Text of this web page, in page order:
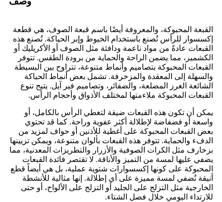
القبعة المحبوكة، والمعروفة أيضًا باسم قبعة الصوف، هي قطعة
إكسسوار للرأس تُصنع باستخدام الخيوط وإبر الحياكة. تُصنع هذه
القبعات عادةً من مواد ناعمة ودافئة مثل الصوف أو الأكريليك أو
الكشمير، مما يضمن الراحة والحماية من برودة الطقس. تتوفر
القبعات المحبوكة بتصاميم وأنماط متنوعة، تتراوح بين البسيطة
والسهلة إلى المعقدة والمزخرفة. تشمل بعض أنماط الحياكة
الشائعة الغرز المضلعة، والضفائر، وتصاميم فير آيل. يتيح تنوع
القبعات المحبوكة ملاءمتها لمختلف الأذواق وأحجام الرأس.
يمكن أن تكون هذه القبعات ضيقة لتغطي الرأس بالكامل، أو
واسعة أو فضفاضة لإطلالة أكثر عفوية وراحة. كما قد تحتوي
بعض القبعات المحبوكة على أغطية للأذنين أو حواف لمزيد من
الدفء والحماية. تتوفر هذه القبعات بألوان متنوعة، ويمكن تزيينها
بزخارف مثل الكرات الصوفية والأزرار والتطريزات المعدنية، مما
يضفي عليها لمسة من التميز والأناقة. لا تقتصر فائدة القبعات
المحبوكة على كونها إكسسوارات شتوية عملية، بل هي أيضاً قطع
أنيقة تُضفي لمسة مميزة على أي إطلالة. إنها مثالية للأنشطة
الخارجية مثل التزلج على الجليد أو التزلج على الألواح، أو حتى
للارتداء اليومي خلال فصل الشتاء.